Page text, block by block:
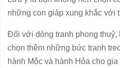
những con giáp xung khắc với
Đối với dòng tranh phong thuỷ,
chọn thêm những bức tranh
hành Mộc và hành Hỏa cho